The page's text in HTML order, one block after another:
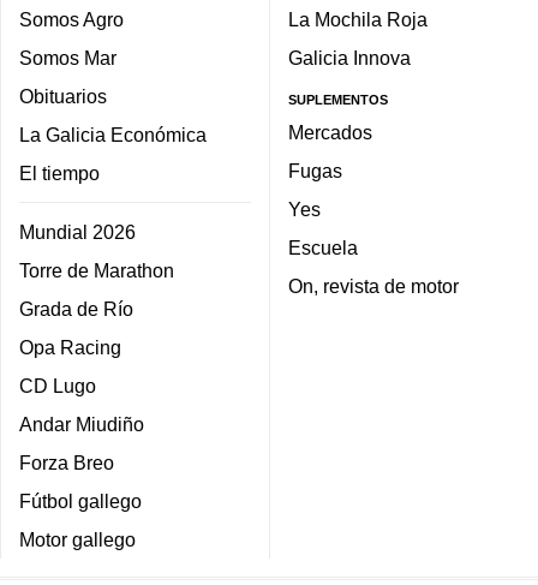
Somos Agro
Somos Mar
Obituarios
La Galicia Económica
El tiempo
Mundial 2026
Torre de Marathon
Grada de Río
Opa Racing
CD Lugo
Andar Miudiño
Forza Breo
Fútbol gallego
Motor gallego
La Mochila Roja
Galicia Innova
SUPLEMENTOS
Mercados
Fugas
Yes
Escuela
On, revista de motor